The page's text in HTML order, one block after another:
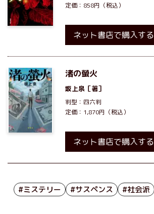
定価：858円（税込）
ネット書店で購入する
渚の螢火
坂上泉 ［著］
判型：四六判
定価：1,870円（税込）
ネット書店で購入する
#ミステリー #サスペンス #社会派